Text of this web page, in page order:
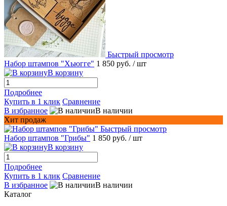
Быстрый просмотр
Набор штампов "Хьюгге" 1 850 руб. / шт
В корзину
Подробнее
Купить в 1 клик Сравнение
В избранное
В наличии
Хит продаж
Быстрый просмотр
Набор штампов "Грибы" 1 850 руб. / шт
В корзину
Подробнее
Купить в 1 клик Сравнение
В избранное
В наличии
Каталог